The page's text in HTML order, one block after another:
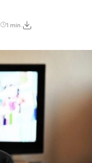
1 min.